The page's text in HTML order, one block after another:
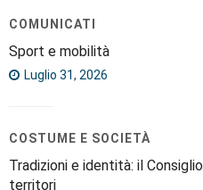
COMUNICATI
Sport e mobilità
Luglio 31, 2026
COSTUME E SOCIETÀ
Tradizioni e identità: il
territori